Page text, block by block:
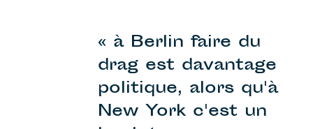
« à Berlin faire du
drag est davantage
politique, alors qu'à
New York c'est un